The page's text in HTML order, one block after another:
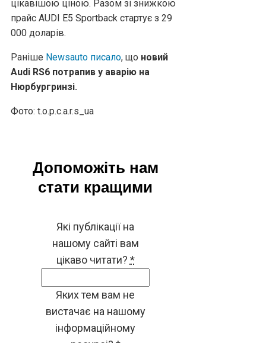
цікавішою ціною. Разом зі знижкою
прайс AUDI E5 Sportback стартує з 29
000 доларів.
Раніше Newsauto писало, що новий
Audi RS6 потрапив у аварію на
Нюрбургринзі.
Фото: t.o.p.c.a.r.s_ua
Допоможіть нам
стати кращими
Які публікації на
нашому сайті вам
цікаво читати? *
Яких тем вам не
вистачає на нашому
інформаційному